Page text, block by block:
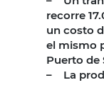
recorre
un costo
el mismo
Puerto de
– La